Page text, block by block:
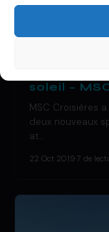
soleil –
MSC Croisières
deux nouveaux
at…
22 Oct 2019 7 de